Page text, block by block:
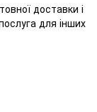
доставки і
для інших